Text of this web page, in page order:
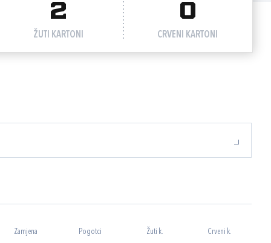
2
ŽUTI KARTONI
0
CRVENI KARTONI
Zamjena Pogotci Žuti k. Crveni k.